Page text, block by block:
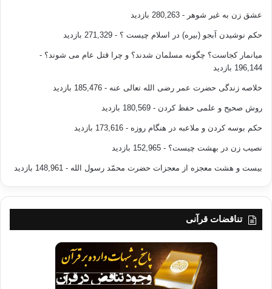
عشق زن به غیر شوهر - 280,263 بازدید
حکم نوشیدن آبجو (بیره) در اسلام چیست ؟ - 271,329 بازدید
میانمار کجاست؟ چگونه مسلمان شدند؟ و چرا قتل عام می شوند؟ -
196,144 بازدید
خلاصه زندگی حضرت عمر رضی الله تعالی عنه - 185,476 بازدید
روش صحیح و علمی حفظ کردن - 180,569 بازدید
حکم بوسه کردن و ملاعبه در هنگام روزه - 173,616 بازدید
نصیب زن در بهشت چیست؟ - 152,965 بازدید
بیست و هشت معجزه از معجزات حضرت محمّد رسول الله - 148,961 بازدید
تناقضات قرآنی